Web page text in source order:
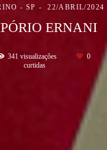
- SP
22/ABRIL/2024
ERNANI
341 visualizações
0
curtidas